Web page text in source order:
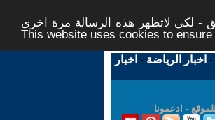
- لكي لاتظهر هذه الرسالة مرة اخرى -
This website uses cookies to
- اخبار الرياضة - اخبار
للموقع - ادعمونا